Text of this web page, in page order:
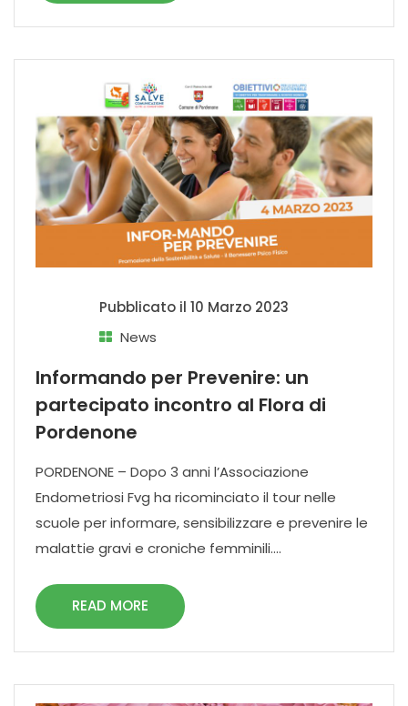
Pubblicato il 10 Marzo 2023
News
Informando per Prevenire: un
partecipato incontro al Flora di
Pordenone
PORDENONE – Dopo 3 anni l’Associazione
Endometriosi Fvg ha ricominciato il tour nelle
scuole per informare, sensibilizzare e prevenire le
malattie gravi e croniche femminili....
READ MORE